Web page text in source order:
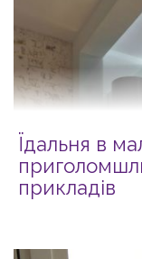
Їдальня в
прикладів